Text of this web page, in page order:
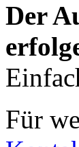
Der
Für